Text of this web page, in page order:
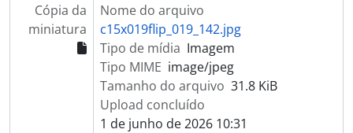
Cópia da
miniatura
Nome do arquivo
c15x019flip_019_142.jpg
Tipo de mídia Imagem
Tipo MIME image/jpeg
Tamanho do arquivo 31.8 KiB
Upload concluído
1 de junho de 2026 10:31